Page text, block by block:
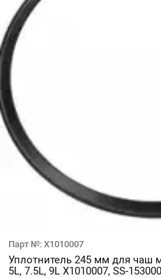
Парт №: X1010007
Уплотнитель 245 мм для чаш
5L, 7.5L, 9L X1010007, SS-